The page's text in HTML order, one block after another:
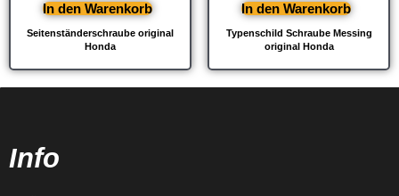
Seitenständerschraube original
Honda
In den Warenkorb
Typenschild Schraube Messing
original Honda
In den Warenkorb
Info